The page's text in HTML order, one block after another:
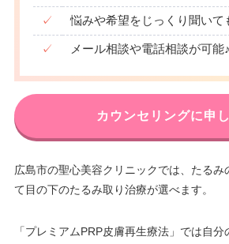
✓ 悩みや希望をじっくり聞いて
✓ メール相談や電話相談が可能♪
カウンセリングに申
広島市の聖心美容クリニックでは、たるみ
て目の下のたるみ取り治療が選べます。
「プレミアムPRP皮膚再生療法」では自